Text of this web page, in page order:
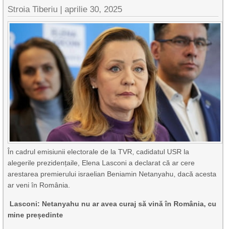
Stroia Tiberiu |aprilie 30, 2025
În cadrul emisiunii electorale de la TVR, cadidatul USR la
alegerile prezidențaile, Elena Lasconi a declarat că ar cere
arestarea premierului israelian Beniamin Netanyahu, dacă acesta
ar veni în România.
Lasconi: Netanyahu nu ar avea curaj să vină în România, cu
mine președinte